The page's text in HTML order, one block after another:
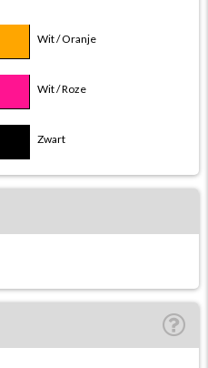
Wit / Oranje
Wit / Roze
Zwart